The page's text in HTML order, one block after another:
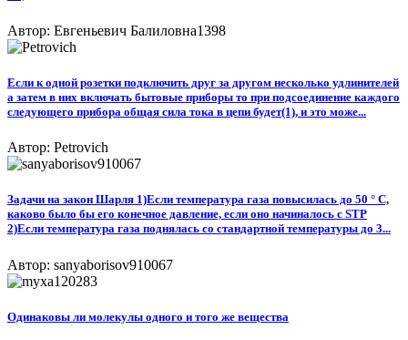
Автор: Евгеньевич Балиловна1398
Если к одной розетки подключить друг за другом несколько удлинителей
а затем в них включать бытовые приборы то при подсоединение каждого
следующего прибора общая сила тока в цепи будет(1), и это може...
Автор: Petrovich
Задачи на закон Шарля 1)Если температура газа повысилась до 50 ° C,
каково было бы его конечное давление, если оно начиналось с STP
2)Если температура газа поднялась со стандартной температуры до 3...
Автор: sanyaborisov910067
Одинаковы ли молекулы одного и того же вещества